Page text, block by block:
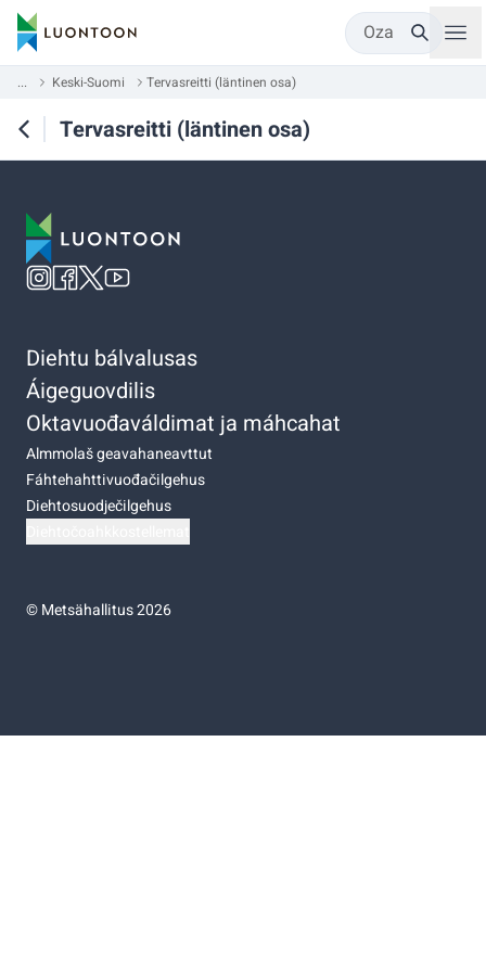
Oza
... Keski-Suomi Tervasreitti (läntinen osa)
Tervasreitti (läntinen osa)
Diehtu bálvalusas
Áigeguovdilis
Oktavuođaváldimat ja máhcahat
Almmolaš geavahaneavttut
Fáhtehahttivuođačilgehus
Diehtosuodječilgehus
©Metsähallitus 2026